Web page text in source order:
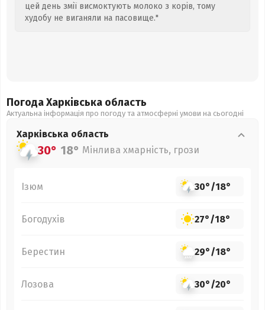
цей день змії висмоктують молоко з корів, тому
худобу не виганяли на пасовище."
Погода Харківська область
Актуальна інформація про погоду та атмосферні умови на сьогодні
Харківська область
30° 18° Мінлива хмарність, грози
Ізюм 30°/18°
Богодухів 27°/18°
Берестин 29°/18°
Лозова 30°/20°